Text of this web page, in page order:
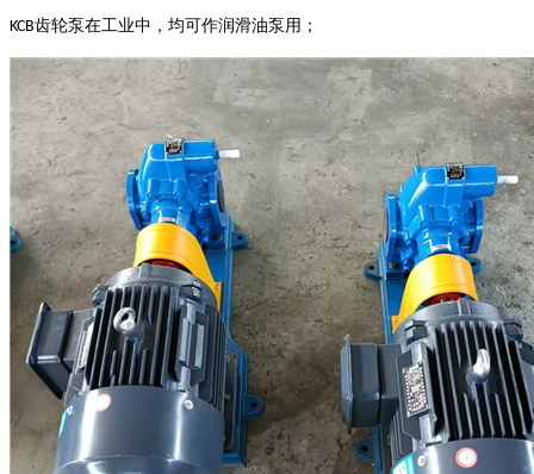
KCB齿轮泵在工业中，均可作润滑油泵用；